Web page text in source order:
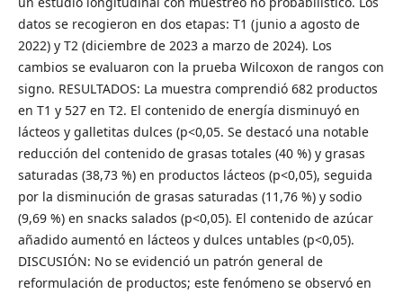
datos se recogieron en dos etapas: T1 (junio a agosto de
2022) y T2 (diciembre de 2023 a marzo de 2024). Los
cambios se evaluaron con la prueba Wilcoxon de rangos con
signo. RESULTADOS: La muestra comprendió 682 productos
en T1 y 527 en T2. El contenido de energía disminuyó en
lácteos y galletitas dulces (p<0,05. Se destacó una notable
reducción del contenido de grasas totales (40 %) y grasas
saturadas (38,73 %) en productos lácteos (p<0,05), seguida
por la disminución de grasas saturadas (11,76 %) y sodio
(9,69 %) en snacks salados (p<0,05). El contenido de azúcar
añadido aumentó en lácteos y dulces untables (p<0,05).
DISCUSIÓN: No se evidenció un patrón general de
reformulación de productos; este fenómeno se observó en